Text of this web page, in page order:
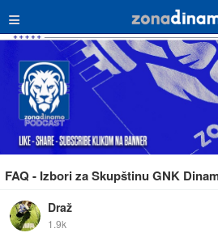
≡
FAQ - Izbori za Skupštinu GNK
Draž
1.9k